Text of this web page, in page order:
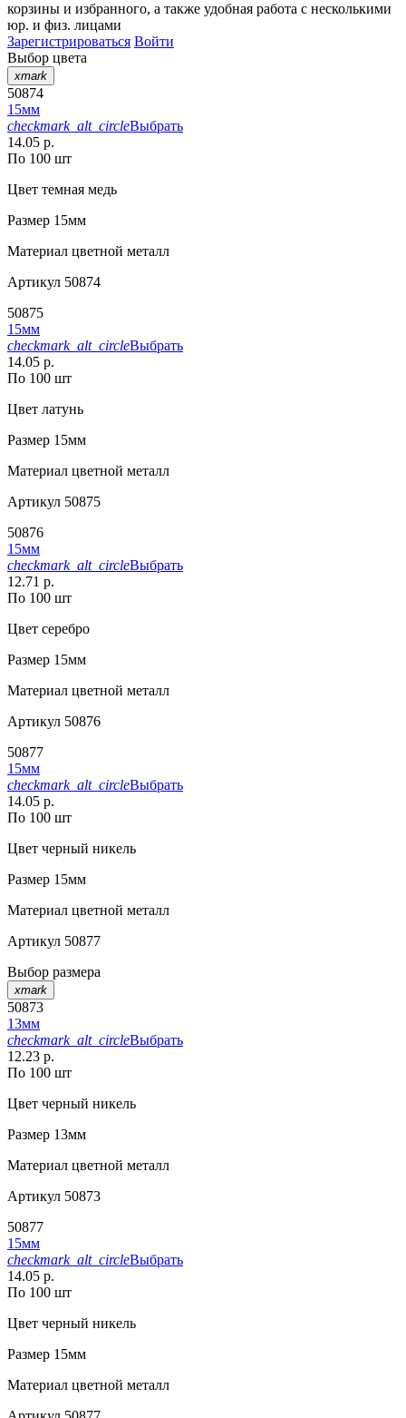
корзины и избранного, а также удобная работа с несколькими
юр. и физ. лицами
Зарегистрироваться Войти
Выбор цвета
xmark
50874
15мм
checkmark_alt_circleВыбрать
14.05 р.
По 100 шт
Цвет темная медь
Размер 15мм
Материал цветной металл
Артикул 50874
50875
15мм
checkmark_alt_circleВыбрать
14.05 р.
По 100 шт
Цвет латунь
Размер 15мм
Материал цветной металл
Артикул 50875
50876
15мм
checkmark_alt_circleВыбрать
12.71 р.
По 100 шт
Цвет серебро
Размер 15мм
Материал цветной металл
Артикул 50876
50877
15мм
checkmark_alt_circleВыбрать
14.05 р.
По 100 шт
Цвет черный никель
Размер 15мм
Материал цветной металл
Артикул 50877
Выбор размера
xmark
50873
13мм
checkmark_alt_circleВыбрать
12.23 р.
По 100 шт
Цвет черный никель
Размер 13мм
Материал цветной металл
Артикул 50873
50877
15мм
checkmark_alt_circleВыбрать
14.05 р.
По 100 шт
Цвет черный никель
Размер 15мм
Материал цветной металл